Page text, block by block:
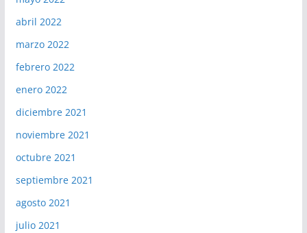
abril 2022
marzo 2022
febrero 2022
enero 2022
diciembre 2021
noviembre 2021
octubre 2021
septiembre 2021
agosto 2021
julio 2021